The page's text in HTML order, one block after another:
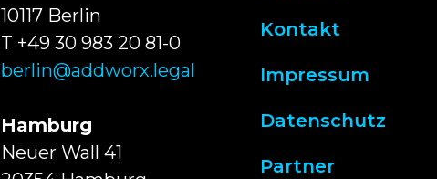
10117 Berlin
T +49 30 983 20 81-0
berlin@addworx.legal
Hamburg
Neuer Wall 41
Kontakt
Impressum
Datenschutz
Partner